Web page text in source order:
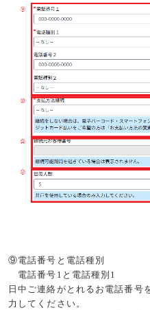
⑨電話番号と電話種別
電話番号 1 と電話種別 1
日中ご連絡がとれるお電話番号
力してください。